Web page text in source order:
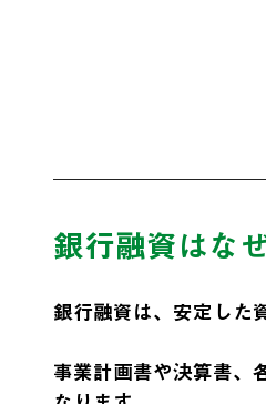
銀行融資はな
銀行融資は、安定した
事業計画書や決算書、